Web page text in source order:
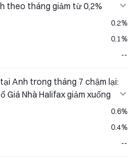
theo tháng giảm từ 0,2%
0.2%
0.1%
--
Anh trong tháng 7 chậm lại:
Giá Nhà Halifax giảm xuống
0.6%
0.4%
--